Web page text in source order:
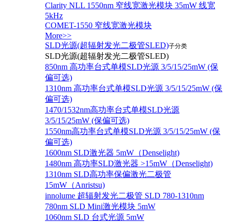
Clarity NLL 1550nm 窄线宽激光模块 35mW 线宽
5kHz
COMET-1550 窄线宽激光模块
More>>
SLD光源(超辐射发光二极管SLED)子分类
SLD光源(超辐射发光二极管SLED)
850nm 高功率台式单模SLD光源 3/5/15/25mW (保
偏可选)
1310nm 高功率台式单模SLD光源 3/5/15/25mW (保
偏可选)
1470/1532nm高功率台式单模SLD光源
3/5/15/25mW (保偏可选)
1550nm高功率台式单模SLD光源 3/5/15/25mW (保
偏可选)
1600nm SLD激光器 5mW（Denselight)
1480nm 高功率SLD激光器 >15mW（Denselight)
1310nm SLD高功率保偏激光二极管
15mW（Anristsu)
innolume 超辐射发光二极管 SLD 780-1310nm
780nm SLD Mini激光模块 5mW
1060nm SLD 台式光源 5mW